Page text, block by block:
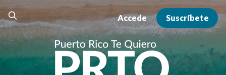
Accede Suscríbete